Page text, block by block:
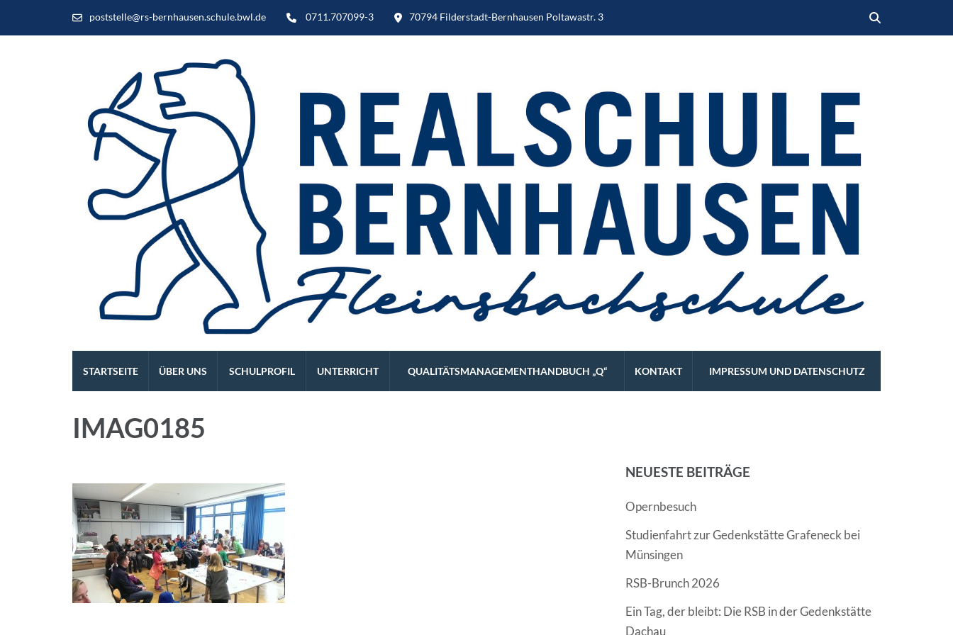
poststelle@rs-bernhausen.schule.bwl.de 0711.707099-3 70794 Filderstadt-Bernhausen Poltawastr. 3
Die REALSCHULE. Eine leistungsstarke Schulart.
STARTSEITE ÜBER UNS SCHULPROFIL UNTERRICHT QUALITÄTSMANAGEMENTHANDBUCH „Q“ KONTAKT IMPRESSUM UND DATENSCHUTZ
IMAG0185
NEUESTE BEITRÄGE
Opernbesuch
Studienfahrt zur Gedenkstätte Grafeneck bei
Münsingen
RSB-Brunch 2026
Ein Tag, der bleibt: Die RSB in der Gedenkstätte
Dachau